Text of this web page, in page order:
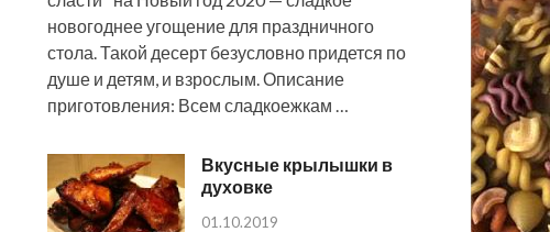
новогоднее угощение для праздничного
стола. Такой десерт безусловно придется по
душе и детям, и взрослым. Описание
приготовления: Всем сладкоежкам …
Вкусные крылышки в
духовке
01.10.2019